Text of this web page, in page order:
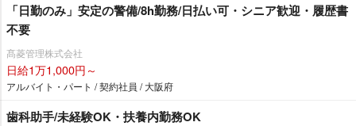
「日勤のみ」安定の警備/8h勤務/日払い可・シニア歓迎・履歴書
不要
髙菱管理株式会社
日給1万1,000円～
アルバイト・パート / 契約社員 / 大阪府
歯科助手/未経験OK・扶養内勤務OK